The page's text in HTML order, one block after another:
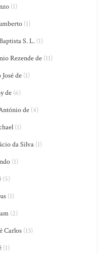
(1)
(1)
S. L.(1)
Rezende de (11)
de (1)
de (6)
de (4)
(1)
da Silva(1)
(1)
(5)
(1)
(2)
Carlos (13)
(1)